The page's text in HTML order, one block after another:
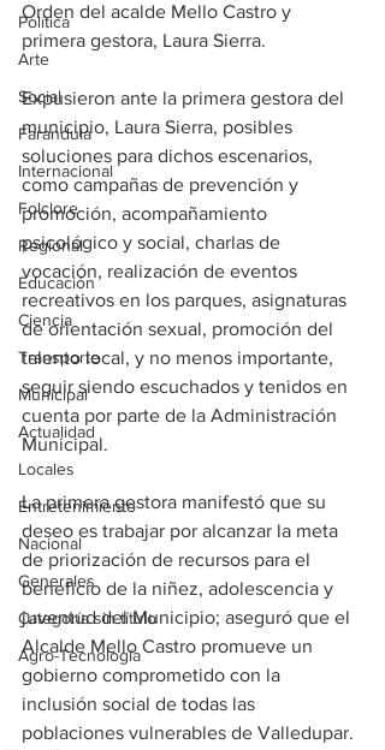
Política
Arte
Social
Farandula
Internacional
Folclore
Regional
Educación
Ciencia
Transporte
Municipal
Actualidad
Locales
Entretenimiento
Nacional
Generales
Categoría sin título
Agro-Tecnología
Orden del acalde Mello Castro y
primera gestora, Laura Sierra.
Expusieron ante la primera gestora del
municipio, Laura Sierra, posibles
soluciones para dichos escenarios,
como campañas de prevención y
promoción, acompañamiento
psicológico y social, charlas de
vocación, realización de eventos
recreativos en los parques, asignaturas
de orientación sexual, promoción del
talento local, y no menos importante,
seguir siendo escuchados y tenidos en
cuenta por parte de la Administración
Municipal.
La primera gestora manifestó que su
deseo es trabajar por alcanzar la meta
de priorización de recursos para el
beneficio de la niñez, adolescencia y
juventud del Municipio; aseguró que el
Alcalde Mello Castro promueve un
gobierno comprometido con la
inclusión social de todas las
poblaciones vulnerables de Valledupar.